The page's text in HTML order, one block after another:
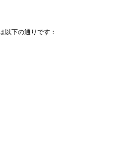
以下の通りです：